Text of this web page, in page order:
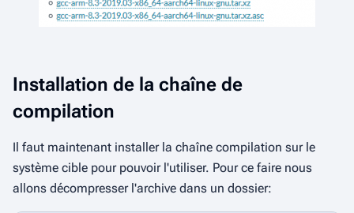
Installation de la chaîne de
compilation
Il faut maintenant installerla chaîne compilation sur le
système cible pour pouvoir l'utiliser. Pour ce faire nous
allons décompresser l'archive dans un dossier: